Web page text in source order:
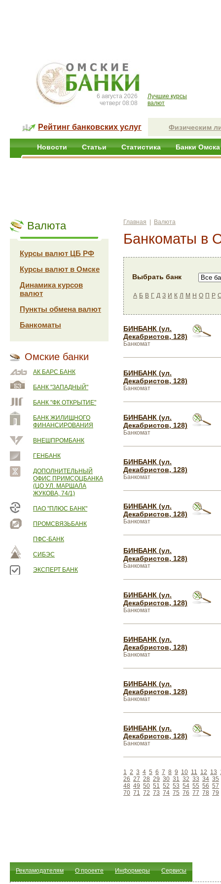
6 августа 2026
четверг 08:08
Лучшие курсы
валют
Рейтинг банковских услуг Физическим
Новости Статьи Статистика Банки Омска
Валюта
Курсы валют ЦБ РФ
Курсы валют в Омске
Динамика курсов
валют
Пункты обмена валют
Банкоматы
Омские банки
АК БАРС БАНК
БАНК "ЗАПАДНЫЙ"
БАНК "ФК ОТКРЫТИЕ"
БАНК ЖИЛИЩНОГО
ФИНАНСИРОВАНИЯ
ВНЕШПРОМБАНК
ГЕНБАНК
ДОПОЛНИТЕЛЬНЫЙ
ОФИС ПРИМСОЦБАНКА
(ЦО УЛ. МАРШАЛА
ЖУКОВА, 74/1)
ПАО "ПЛЮС БАНК"
ПРОМСВЯЗЬБАНК
ПФС-БАНК
СИБЭС
ЭКСПЕРТ БАНК
Главная Валюта
Банкоматы в
Выбрать банк
А Б В Г Д З И К Л М Н О П Р
БИНБАНК (ул.
Декабристов, 128)
Банкомат
БИНБАНК (ул.
Декабристов, 128)
Банкомат
БИНБАНК (ул.
Декабристов, 128)
Банкомат
БИНБАНК (ул.
Декабристов, 128)
Банкомат
БИНБАНК (ул.
Декабристов, 128)
Банкомат
БИНБАНК (ул.
Декабристов, 128)
Банкомат
БИНБАНК (ул.
Декабристов, 128)
Банкомат
БИНБАНК (ул.
Декабристов, 128)
Банкомат
БИНБАНК (ул.
Декабристов, 128)
Банкомат
БИНБАНК (ул.
Декабристов, 128)
Банкомат
1 2 3 4 5 6 7 8 9 10 11 12 13
26 27 28 29 30 31 32 33 34 35
48 49 50 51 52 53 54 55 56 57
70 71 72 73 74 75 76 77 78 79
Рекламодателям О проекте Информеры Сервисы